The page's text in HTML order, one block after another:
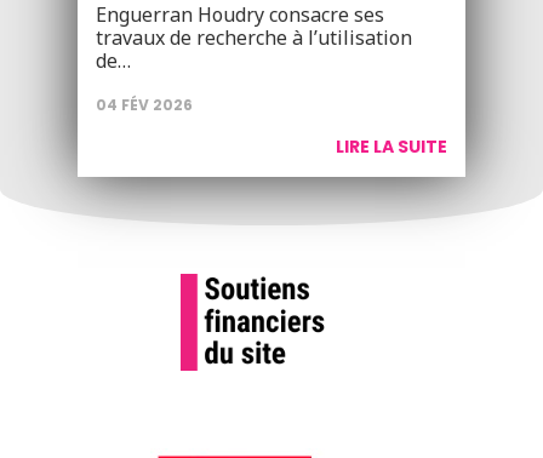
Enguerran Houdry consacre ses
travaux de recherche à l’utilisation
de…
04 FÉV 2026
LIRE LA SUITE